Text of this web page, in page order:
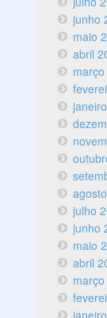
junho
maio
abril
julho
junho
maio
abril